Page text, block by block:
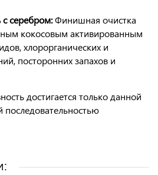
серебром:Финишная очистка
кокосовым активированным
хлорорганических и
посторонних запахов и
достигается только данной
последовательностью